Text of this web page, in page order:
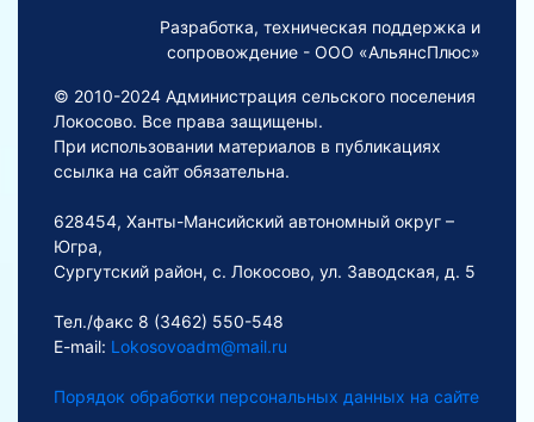
Разработка, техническая поддержка и
сопровождение - ООО «АльянсПлюс»
© 2010-2024 Администрация сельского поселения
Локосово. Все права защищены.
При использовании материалов в публикациях
ссылка на сайт обязательна.
628454, Ханты-Мансийский автономный округ –
Югра,
Сургутский район, с. Локосово, ул. Заводская, д. 5
Тел./факс 8 (3462) 550-548
E-mail: Lokosovoadm@mail.ru
Порядок обработки персональных данных на сайте